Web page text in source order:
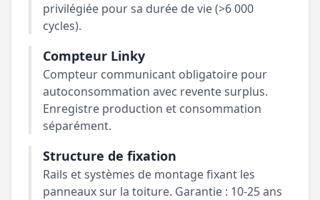
privilégiée pour sa durée de vie (>6 000
cycles).
Compteur Linky
Compteur communicant obligatoire pour
autoconsommation avec revente surplus.
Enregistre production et consommation
séparément.
Structure de fixation
Rails et systèmes de montage fixant les
panneaux sur la toiture. Garantie : 10-25 ans